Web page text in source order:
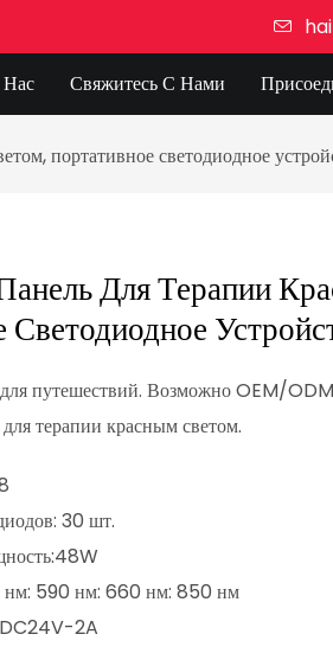
Свяжитесь С Нами
портативное светодиодное
Для Терапии
Светодиодное
путешествий. Возможно OEM/
терапии красным светом.
30 шт.
48W
нм: 590 нм: 660 нм: 850 нм
2A